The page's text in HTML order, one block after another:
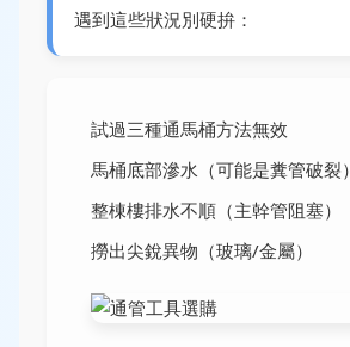
遇到這些狀況別硬拚：
試過三種通馬桶方法無效
馬桶底部滲水（可能是糞管破裂）
整棟樓排水不順（主幹管阻塞）
撈出尖銳異物（玻璃/金屬）